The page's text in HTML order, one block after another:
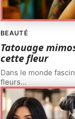
BEAUTÉ
Tatouage
cette fleur
Dans le monde
fleurs…